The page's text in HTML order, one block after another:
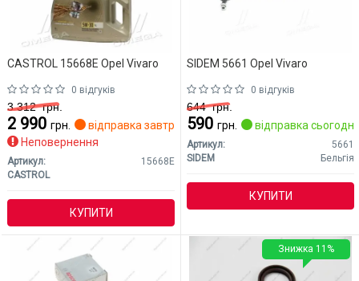
CASTROL 15668E Opel Vivaro
0 відгуків
3 312грн.
2 990 грн.
відправка завтра
Неповернення
Артикул:
15668E
CASTROL
КУПИТИ
SIDEM 5661 Opel Vivaro
0 відгуків
644грн.
590 грн. відправка сьогодні
Артикул:
5661
SIDEM
Бельгія
КУПИТИ
Знижка 11%